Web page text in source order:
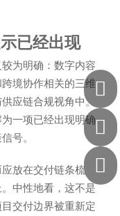
已经出现
为明确：数字内容
境协作相关的三维
应链合规视角中。
一项已经出现明确
号。
放在交付链条梳
中性地看，这不是
交付边界被重新定


